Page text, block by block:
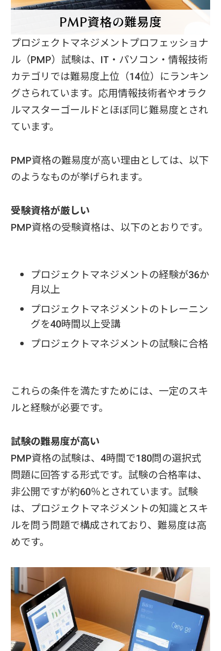
プロジェクトマネジメントプロフェッショナ
ル（PMP）試験は、IT・パソコン・情報技術
カテゴリでは難易度上位（14位）にランキン
グさられています。応用情報技術者やオラク
ルマスターゴールドとほぼ同じ難易度とされ
ています。
PMP資格の難易度が高い理由としては、以下
のようなものが挙げられます。
受験資格が厳しい
PMP資格の受験資格は、以下のとおりです。
プロジェクトマネジメントの経験が36か
月以上
プロジェクトマネジメントのトレーニン
グを40時間以上受講
プロジェクトマネジメントの試験に合格
これらの条件を満たすためには、一定のスキ
ルと経験が必要です。
試験の難易度が高い
PMP資格の試験は、4時間で180問の選択式
問題に回答する形式です。試験の合格率は、
非公開ですが約60％とされています。試験
は、プロジェクトマネジメントの知識とスキ
ルを問う問題で構成されており、難易度は高
めです。